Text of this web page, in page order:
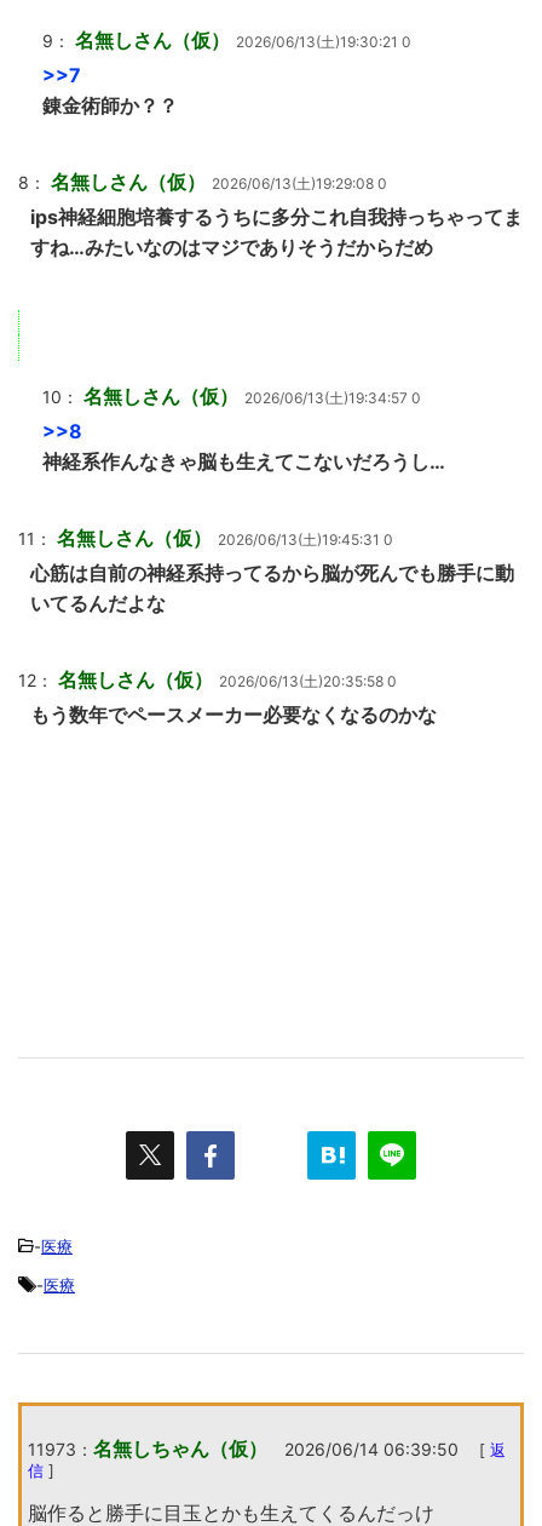
9： 名無しさん（仮） 2026/06/13(土)19:30:21 0
>>7
錬金術師か？？
8： 名無しさん（仮） 2026/06/13(土)19:29:08 0
ips神経細胞培養するうちに多分これ自我持っちゃってま
すね…みたいなのはマジでありそうだからだめ
10： 名無しさん（仮） 2026/06/13(土)19:34:57 0
>>8
神経系作んなきゃ脳も生えてこないだろうし…
11： 名無しさん（仮） 2026/06/13(土)19:45:31 0
心筋は自前の神経系持ってるから脳が死んでも勝手に動
いてるんだよな
12： 名無しさん（仮） 2026/06/13(土)20:35:58 0
もう数年でペースメーカー必要なくなるのかな
-医療
-医療
11973： 名無しちゃん（仮） 2026/06/14 06:39:50 [ 返
信 ]
脳作ると勝手に目玉とかも生えてくるんだっけ